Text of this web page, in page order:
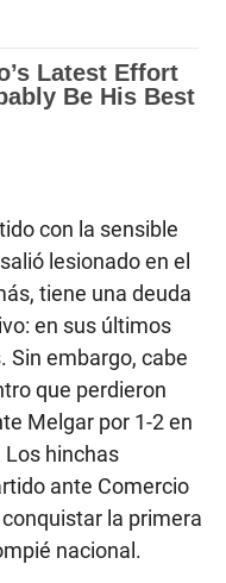
con la sensible
lesionado en el
tiene una deuda
en sus últimos
Sin embargo, cabe
que perdieron
Melgar por 1-2 en
Los hinchas
ante Comercio
la primera
nacional.